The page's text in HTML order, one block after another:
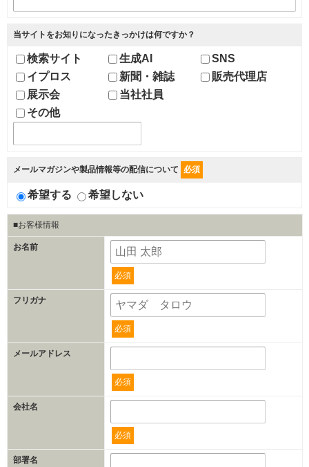
当サイトをお知りになったきっかけは何ですか？
検索サイト 生成AI
SNS
イプロス
新聞・雑誌
販売代理店
展示会
当社社員
その他
メールマガジンや製品情報等の配信について 必須
希望する 希望しない
■お客様情報
お名前
必須
フリガナ
必須
メールアドレス
必須
会社名
必須
部署名